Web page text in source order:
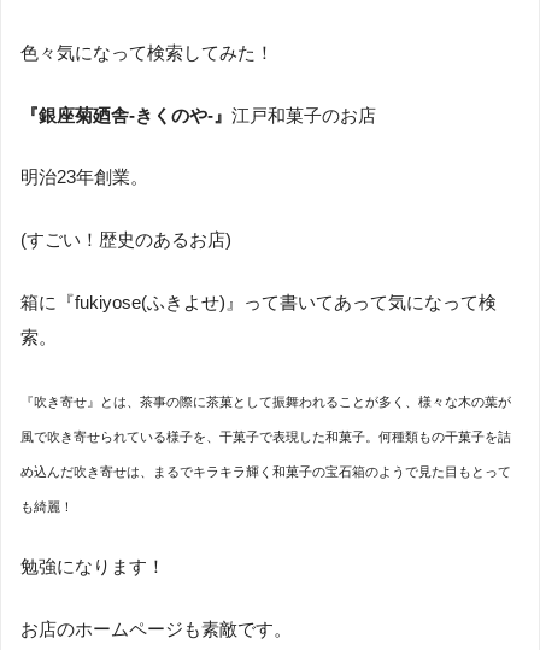
色々気になって検索してみた！
『銀座菊廼舎-きくのや-』 江戸和菓子のお店
明治23年創業。
(すごい！歴史のあるお店)
箱に『fukiyose(ふきよせ)』って書いてあって気になって検
索。
『吹き寄せ』とは、茶事の際に茶菓として振舞われることが多く、様々な木の葉が
風で吹き寄せられている様子を、干菓子で表現した和菓子。何種類もの干菓子を詰
め込んだ吹き寄せは、まるでキラキラ輝く和菓子の宝石箱のようで見た目もとって
も綺麗！
勉強になります！
お店のホームページも素敵です。